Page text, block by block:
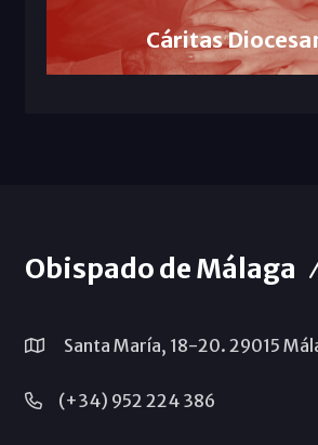
Cáritas
Obispado de Málaga
Santa María, 18-20. 29015
(+34) 952 224 386